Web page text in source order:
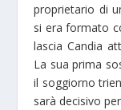
proprietario di
si era formato
lascia Candia
La sua prima
il soggiorno
sarà decisivo